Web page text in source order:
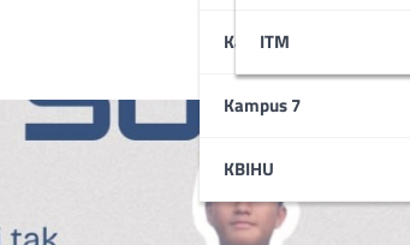
STAI
ITM
Kampus 6
Kampus 7
KBIHU